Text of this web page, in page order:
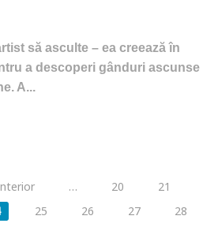
să asculte – ea creează în
a descoperi gânduri ascunse
A...
… 20
21
25 26 27
28